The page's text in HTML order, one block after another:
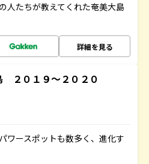
人たちが教えてくれた奄美大島
詳細を見る
０１９～２０２０
ワースポットも数多く、進化す